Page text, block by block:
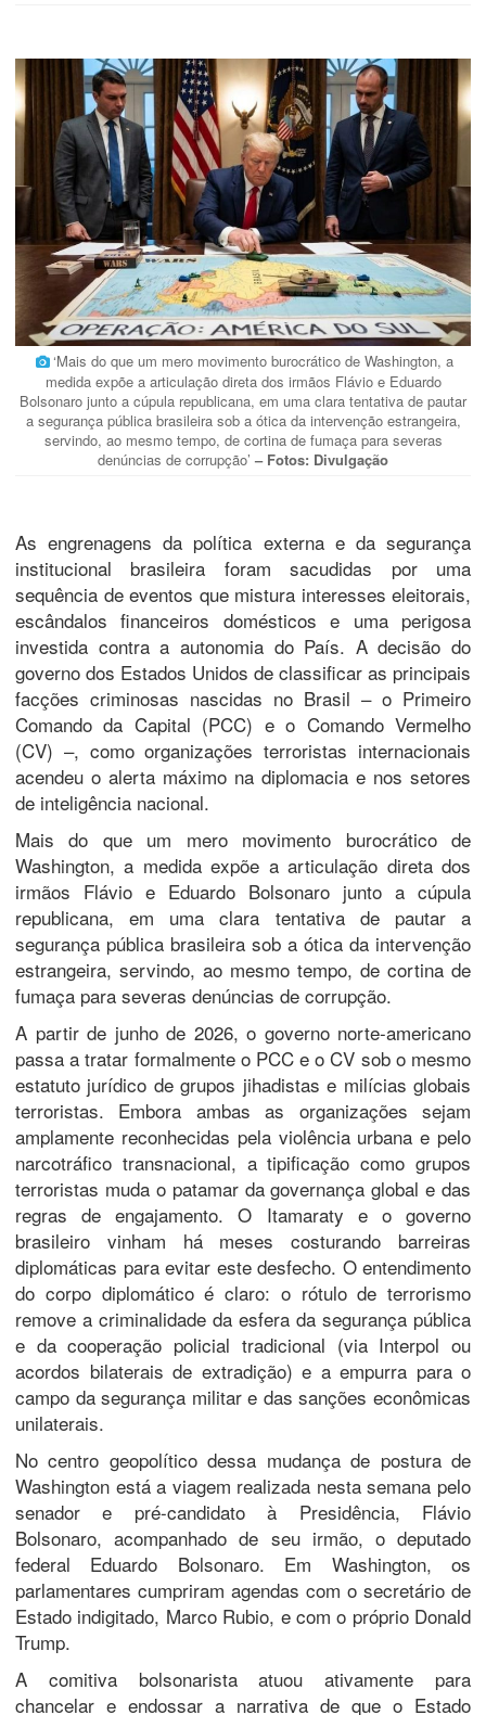
‘Mais do que um mero movimento burocrático de Washington, a
medida expõe a articulação direta dos irmãos Flávio e Eduardo
Bolsonaro junto a cúpula republicana, em uma clara tentativa de pautar
a segurança pública brasileira sob a ótica da intervenção estrangeira,
servindo, ao mesmo tempo, de cortina de fumaça para severas
denúncias de corrupção’ – Fotos: Divulgação
As engrenagens da política externa e da segurança
institucional brasileira foram sacudidas por uma
sequência de eventos que mistura interesses eleitorais,
escândalos financeiros domésticos e uma perigosa
investida contra a autonomia do País. A decisão do
governo dos Estados Unidos de classificar as principais
facções criminosas nascidas no Brasil – o Primeiro
Comando da Capital (PCC) e o Comando Vermelho
(CV) –, como organizações terroristas internacionais
acendeu o alerta máximo na diplomacia e nos setores
de inteligência nacional.
​Mais do que um mero movimento burocrático de
Washington, a medida expõe a articulação direta dos
irmãos Flávio e Eduardo Bolsonaro junto a cúpula
republicana, em uma clara tentativa de pautar a
segurança pública brasileira sob a ótica da intervenção
estrangeira, servindo, ao mesmo tempo, de cortina de
fumaça para severas denúncias de corrupção.
​A partir de junho de 2026, o governo norte-americano
passa a tratar formalmente o PCC e o CV sob o mesmo
estatuto jurídico de grupos jihadistas e milícias globais
terroristas. Embora ambas as organizações sejam
amplamente reconhecidas pela violência urbana e pelo
narcotráfico transnacional, a tipificação como grupos
terroristas muda o patamar da governança global e das
regras de engajamento. O Itamaraty e o governo
brasileiro vinham há meses costurando barreiras
diplomáticas para evitar este desfecho. O entendimento
do corpo diplomático é claro: o rótulo de terrorismo
remove a criminalidade da esfera da segurança pública
e da cooperação policial tradicional (via Interpol ou
acordos bilaterais de extradição) e a empurra para o
campo da segurança militar e das sanções econômicas
unilaterais.
​No centro geopolítico dessa mudança de postura de
Washington está a viagem realizada nesta semana pelo
senador e pré-candidato à Presidência, Flávio
Bolsonaro, acompanhado de seu irmão, o deputado
federal Eduardo Bolsonaro. Em Washington, os
parlamentares cumpriram agendas com o secretário de
Estado indigitado, Marco Rubio, e com o próprio Donald
Trump.
​A comitiva bolsonarista atuou ativamente para
chancelar e endossar a narrativa de que o Estado